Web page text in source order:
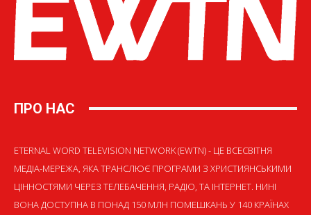
ПРО НАС
ETERNAL WORD TELEVISION NETWORK (EWTN) - ЦЕ ВСЕСВІТНЯ
МЕДІА-МЕРЕЖА, ЯКА ТРАНСЛЮЄ ПРОГРАМИ З ХРИСТИЯНСЬКИМИ
ЦІННОСТЯМИ ЧЕРЕЗ ТЕЛЕБАЧЕННЯ, РАДІО, ТА ІНТЕРНЕТ. НИНІ
ВОНА ДОСТУПНА В ПОНАД 150 МЛН ПОМЕШКАНЬ У 140 КРАЇНАХ